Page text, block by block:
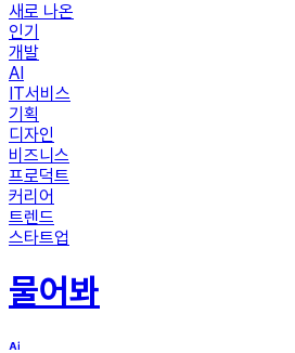
새로 나온
인기
개발
AI
IT서비스
기획
디자인
비즈니스
프로덕트
커리어
트렌드
스타트업
물어봐